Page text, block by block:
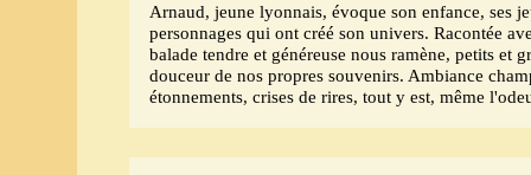
Arnaud, jeune lyonnais, évoque son enfance, ses
personnages qui ont créé son univers. Racontée
balade tendre et généreuse nous ramène, petits et
douceur de nos propres souvenirs. Ambiance
étonnements, crises de rires, tout y est, même